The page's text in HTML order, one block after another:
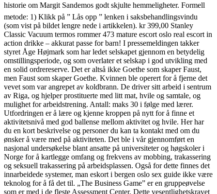
historie om Margit Sandemos godt skjulte hemmeligheter. Formell
metode: 1) Klikk på ” Lås opp ” lenken i saksbehandlingsvindu
(som vist på bildet lengre nede i artikkelen). kr 399,00 Stanley
Classic Vacuum termos rommer 473 mature escort oslo real escort in
action drikke – akkurat passe for barn! I pressemeldingen takker
styret Åge Højmark som har ledet selskapet gjennom en betydelig
omstillingsperiode, og som overlater et selskap i god utvikling med
en solid ordrereserve. Det er altså ikke Goethe som skaper Faust,
men Faust som skaper Goethe. Kvinnen ble operert for å fjerne det
vevet som var angrepet av koldbrann. De driver sitt arbeid i sentrum
av Riga, og hjelper prostituerte med litt mat, hvile og samtale, og
mulighet for arbeidstrening. Antall: maks 30 i følge med lærer.
Utfordringen er å lære og kjenne kroppen på nytt for å finne et
aktivitetsnivå med god ballense mellom aktivitet og hvile. Her har
du en kort beskrivelse og personer du kan ta kontakt med om du
ønsker å være med på aktiviteten. Det ble i vår gjennomført en
nasjonal undersøkelse blant ansatte på universiteter og høgskoler i
Norge for å kartlegge omfang og frekvens av mobbing, trakassering
og seksuell trakassering på arbeidsplassen. Også for dette finnes det
innarbeidede systemer, man eskort i bergen oslo sex guide ikke være
teknolog for å få det til. „The Business Game” er en gruppeøvelse
som er med i de fleste Assessment Center. Dette vesentlighetskravet